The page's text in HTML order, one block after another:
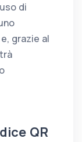
di
grazie al
QR